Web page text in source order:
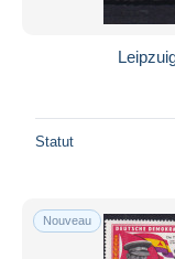
Statut
Nouveau